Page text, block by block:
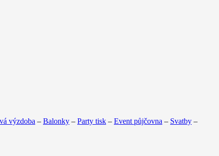
výzdoba – Balonky – Party tisk – Event půjčovna – Svatby –